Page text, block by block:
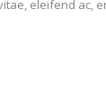
eleifend ac,